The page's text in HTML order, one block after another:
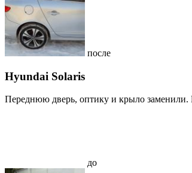
после
Hyundai Solaris
Переднюю дверь, оптику и крыло заменили.
до